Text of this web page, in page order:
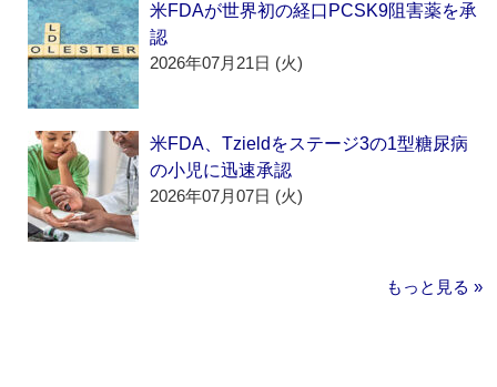
米FDAが世界初の経口PCSK9阻害薬を承
認
2026年07月21日 (火)
米FDA、Tzieldをステージ3の1型糖尿病
の小児に迅速承認
2026年07月07日 (火)
もっと見る »